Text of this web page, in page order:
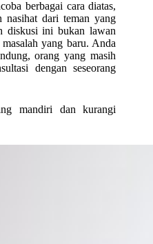
berbagai cara diatas,
nasihat dari teman yang
diskusi ini bukan lawan
yang baru. Anda
orang yang masih
dengan seseorang
mandiri dan kurangi